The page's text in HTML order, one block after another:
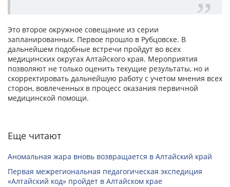
Это второе окружное совещание из серии
запланированных. Первое прошло в Рубцовске. В
дальнейшем подобные встречи пройдут во всех
медицинских округах Алтайского края. Мероприятия
позволяют не только оценить текущие результаты, но и
скорректировать дальнейшую работу с учетом мнения всех
сторон, вовлеченных в процесс оказания первичной
медицинской помощи.
Еще читают
Аномальная жара вновь возвращается в Алтайский край
Первая межрегиональная педагогическая экспедиция
«Алтайский код» пройдет в Алтайском крае